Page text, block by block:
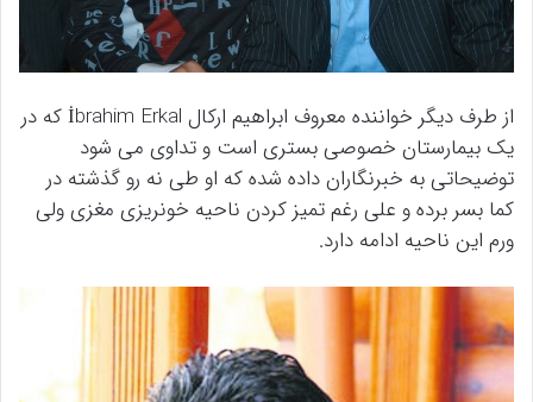
از طرف دیگر خواننده معروف ابراهیم ارکال İbrahim Erkal که در
یک بیمارستان خصوصی بستری است و تداوی می شود
توضیحاتی به خبرنگاران داده شده که او طی نه رو گذشته در
کما بسر برده و علی رغم تمیز کردن ناحیه خونریزی مغزی ولی
ورم این ناحیه ادامه دارد.